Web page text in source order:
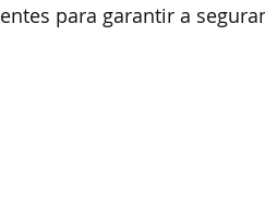
para garantir a